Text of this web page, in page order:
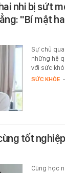
nhi bị sứt
"Bí mật
Sự chủ
những hệ
với sức
SỨC KHỎE -
tốt
Cùng học